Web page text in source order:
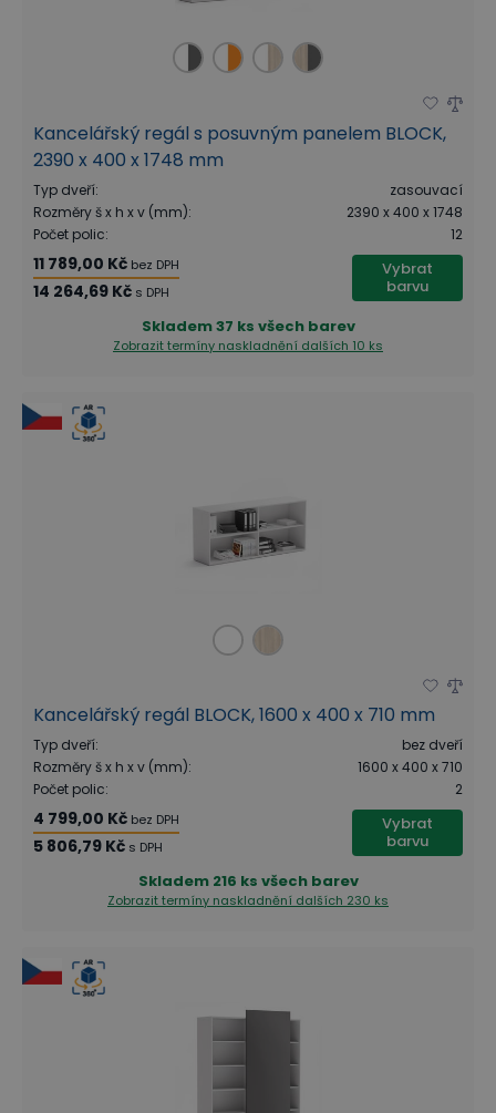
Kancelářský regál s posuvným panelem BLOCK,
2390 x 400 x 1748 mm
Typ dveří:
zasouvací
Rozměry š x h x v (mm):
2390 x 400 x 1748
Počet polic: 12
11 789,00 Kč bez DPH
14 264,69 Kč s DPH
Vybrat
barvu
Skladem37 ks všech barev
Zobrazit termíny naskladnění dalších 10 ks
Kancelářský regál BLOCK, 1600 x 400 x 710 mm
Typ dveří:
bez dveří
Rozměry š x h x v (mm):
1600 x 400 x 710
Počet polic: 2
4 799,00 Kč bez DPH
5 806,79 Kč s DPH
Vybrat
barvu
Skladem 216 ks všech barev
Zobrazit termíny naskladnění dalších 230 ks